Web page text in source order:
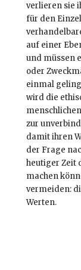
verlieren sie
für den
auf einer
und müssen
oder
einmal
wird die
zur
damit ihren
der Frage
heutiger Zeit
machen
vermeiden:
Werten.